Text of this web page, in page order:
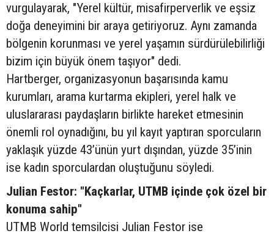
vurgulayarak, "Yerel kültür, misafirperverlik ve eşsiz
doğa deneyimini bir araya getiriyoruz. Aynı zamanda
bölgenin korunması ve yerel yaşamın sürdürülebilirliği
bizim için büyük önem taşıyor" dedi.
Hartberger, organizasyonun başarısında kamu
kurumları, arama kurtarma ekipleri, yerel halk ve
uluslararası paydaşların birlikte hareket etmesinin
önemli rol oynadığını, bu yıl kayıt yaptıran sporcuların
yaklaşık yüzde 43’ünün yurt dışından, yüzde 35’inin
ise kadın sporculardan oluştuğunu söyledi.
Julian Festor: "Kaçkarlar, UTMB içinde çok özel bir
konuma sahip"
UTMB World temsilcisi Julian Festor ise